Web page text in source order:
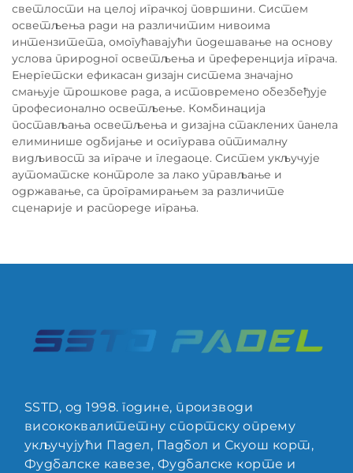
светлости на целој играчкој површини. Систем
осветљења ради на различитим нивоима
интензитета, омогућавајући подешавање на основу
услова природног осветљења и преференција играча.
Енергетски ефикасан дизајн система значајно
смањује трошкове рада, а истовремено обезбеђује
професионално осветљење. Комбинација
постављања осветљења и дизајна стаклених панела
елиминише одбијање и осигурава оптималну
видљивост за играче и гледаоце. Систем укључује
аутоматске контроле за лако управљање и
одржавање, са програмирањем за различите
сценарије и распореде играња.
SSTD, од 1998. године, производи
висококвалитетну спортску опрему
укључујући Падел, Падбол и Скуош корт,
Фудбалске кавезе, Фудбалске корте и